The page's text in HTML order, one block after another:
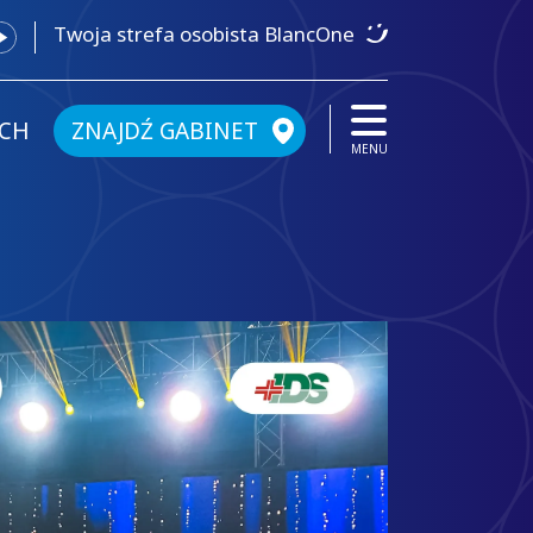
Twoja strefa osobista BlancOne
ZNAJDŹ GABINET
MENU
nową
nowe